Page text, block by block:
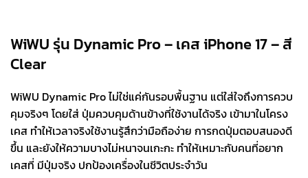
WiWU รุ่น Dynamic Pro – เคส iPhone 17 – สี
Clear
WiWU Dynamic Pro ไม่ใช่แค่กันรอบพื้นฐาน แต่ใส่ใจถึงการควบ
คุมจริงๆ โดยใส่ ปุ่มควบคุมด้านข้างที่ใช้งานได้จริง เข้ามาในโครง
เคส ทำให้เวลาจริงใช้งานรู้สึกว่ามือถือง่าย การกดปุ่มตอบสนองดี
ขึ้น และยังให้ความบางไม่หนาจนเกะกะ ทำให้เหมาะกับคนที่อยาก
เคสที่ มีปุ่มจริง ปกป้องเครื่องในชีวิตประจำวัน